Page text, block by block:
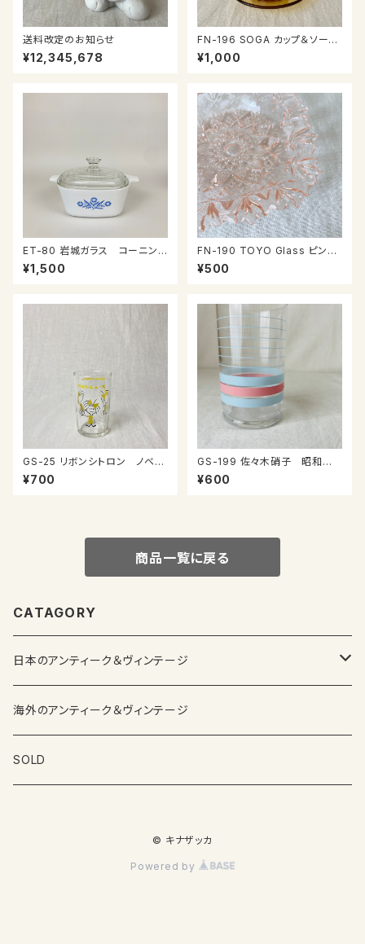
送料改定のお知らせ
¥12,345,678
FN-196 SOGA カップ＆ソーサ
ー
¥1,000
ET-80 岩城ガラス コーニング
社 小さなキャセロール
¥1,500
FN-190 TOYO Glass ピンク
のお皿
¥500
GS-25 リボンシトロン ノベル
ティグラス
¥700
GS-199 佐々木硝子 昭和の
コップ
¥600
商品一覧に戻る
CATAGORY
日本のアンティーク＆ヴィンテージ
カップ＆ソーサー
ガラス製品
海外のアンティーク＆ヴィンテージ
SOLD
© キナザッカ
Powered by